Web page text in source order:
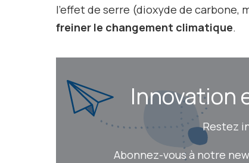
l’effet de serre (dioxyde de carbone,
freiner le changement climatique.
Innovation
Restez
Abonnez-vous à notre